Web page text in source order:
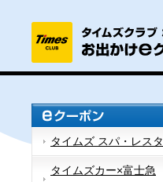
タイムズ スパ・レスタ
タイムズカー×富士急